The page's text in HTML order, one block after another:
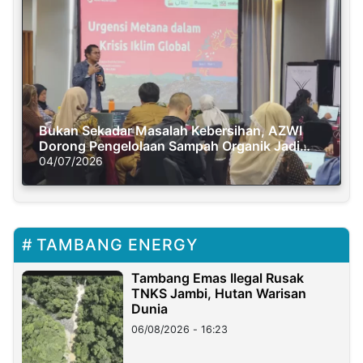
Bukan Sekadar Masalah Kebersihan, AZWI
Dorong Pengelolaan Sampah Organik Jadi
Solusi Krisis Iklim
04/07/2026
TAMBANG ENERGY
Tambang Emas Ilegal Rusak
TNKS Jambi, Hutan Warisan
Dunia
06/08/2026 - 16:23